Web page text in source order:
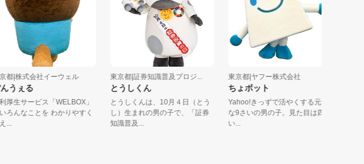
|株式会社イーウェル
ぇる
生サービス「WELBOX」
んなことを わかりやすく
東京都|証券知識普及プロジ...
とうしくん
とうしくんは、10月４日（とう
し）生まれの男の子で、「証券
知識普及...
東京都|ヤフー株式会社
ちょボット
Yahoo!きっずで活やくする元気
な9さいの男の子。見た目は四角